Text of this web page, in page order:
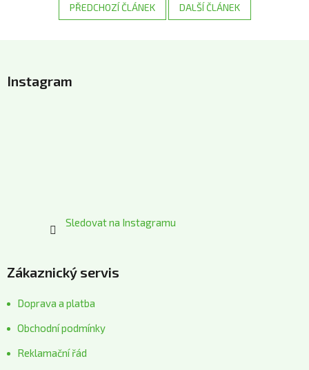
PŘEDCHOZÍ ČLÁNEK DALŠÍ ČLÁNEK
pInstagram
Sledovat na Instagramu
Zákaznický servis
Doprava a platba
Obchodní podmínky
Reklamační řád